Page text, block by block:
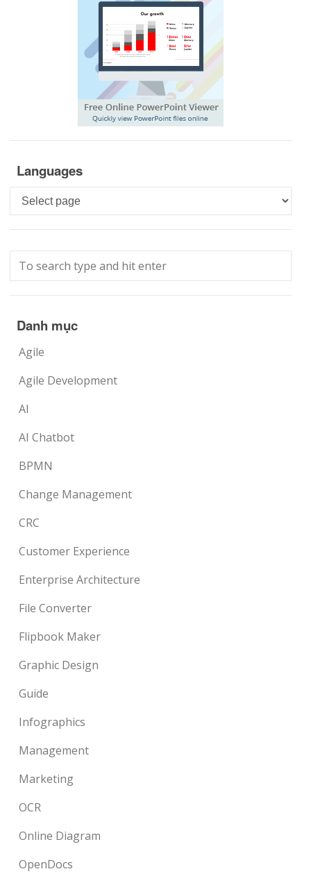
Languages
Languages
Danh mục
Agile
Agile Development
AI
AI Chatbot
BPMN
Change Management
CRC
Customer Experience
Enterprise Architecture
File Converter
Flipbook Maker
Graphic Design
Guide
Infographics
Management
Marketing
OCR
Online Diagram
OpenDocs